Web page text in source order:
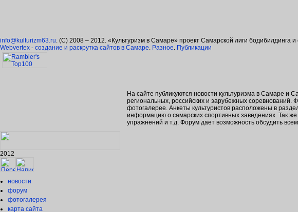
info@kulturizm63.ru. (C) 2008 – 2012. «Культуризм в Самаре» проект Самарской лиги бодибилдинга
Webvertex - создание и раскрутка сайтов в Самаре. Разное. Публикации
На сайте публикуются новости культуризма в Самаре и
региональных, российских и зарубежных
фотогалерее. Анкеты культуристов расположены в
информацию о самарских спортивных заведениях. Так
упражнений и т.д. Форум дает возможность обсудить
2012
новости
форум
фотогалерея
карта сайта